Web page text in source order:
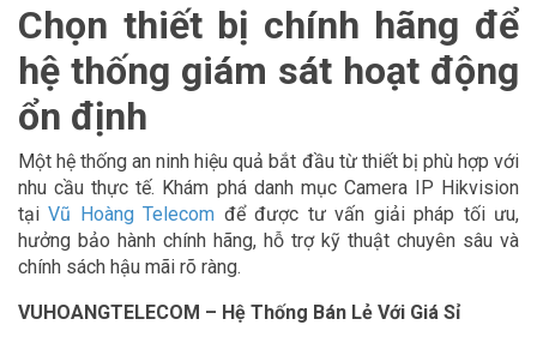
Chọn thiết bị chính hãng để
hệ thống giám sát hoạt động
ổn định
Một hệ thống an ninh hiệu quả bắt đầu từ thiết bị phù hợp với
nhu cầu thực tế. Khám phá danh mục Camera IP Hikvision
tạiVũ Hoàng Telecom để được tư vấn giải pháp tối ưu,
hưởng bảo hành chính hãng, hỗ trợ kỹ thuật chuyên sâu và
chính sách hậu mãi rõ ràng.
VUHOANGTELECOM – Hệ Thống Bán Lẻ Với Giá Sỉ